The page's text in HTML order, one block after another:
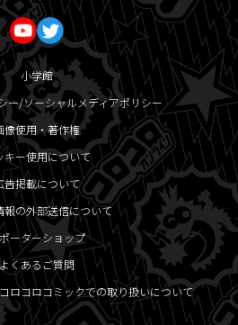
小学館
ー/ソーシャルメディアポリシー
像使用・著作権
キー使用について
告掲載について
報の外部送信について
ーターショップ
よくあるご質問
ロコロコミックでの取り扱いについて